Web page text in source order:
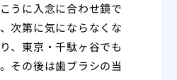
うに入念に合わせ鏡で
次第に気にならなくな
、東京・千駄ヶ谷でも
その後は歯ブラシの当